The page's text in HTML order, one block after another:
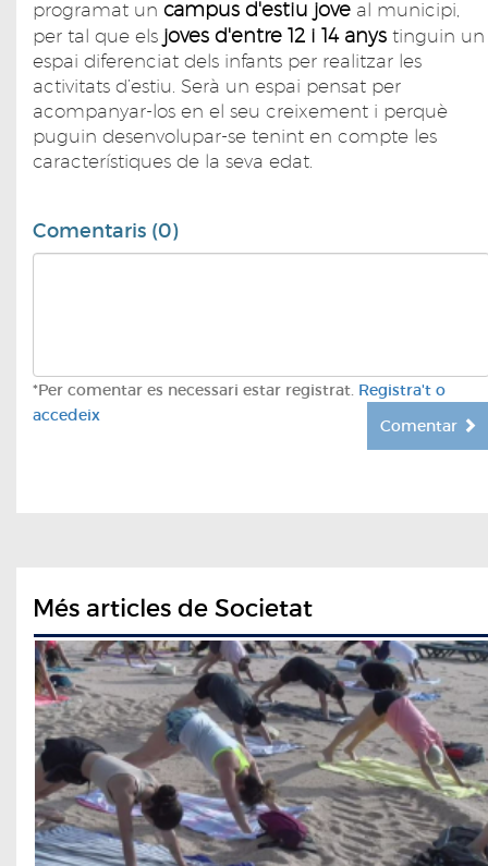
programat un campus d'estiu jove al municipi,
per tal que els joves d'entre 12 i 14 anys tinguin un
espai diferenciat dels infants per realitzar les
activitats d’estiu. Serà un espai pensat per
acompanyar-los en el seu creixement i perquè
puguin desenvolupar-se tenint en compte les
característiques de la seva edat.
Comentaris (0)
*Per comentar es necessari estar registrat. Registra't o
accedeix
Comentar
Més articles de Societat